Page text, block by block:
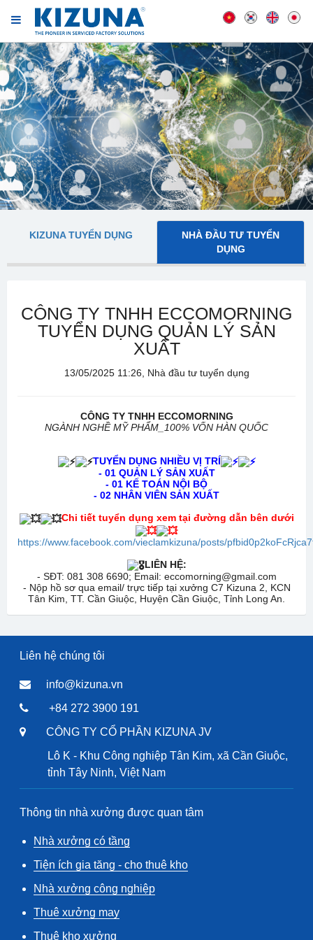
KIZUNA TUYỂN DỤNG
NHÀ ĐẦU TƯ TUYỂN
DỤNG
CÔNG TY TNHH ECCOMORNING
TUYỂN DỤNG QUẢN LÝ SẢN
XUẤT
13/05/2025 11:26, Nhà đầu tư tuyển dụng
CÔNG TY TNHH ECCOMORNING
NGÀNH NGHỀ MỸ PHẨM_100% VỐN HÀN QUỐC
TUYỂN DỤNG NHIỀU VỊ TRÍ
- 01 QUẢN LÝ SẢN XUẤT
- 01 KẾ TOÁN NỘI BỘ
- 02 NHÂN VIÊN SẢN XUẤT
Chi tiết tuyển dụng xem tại đường dẫn bên dưới
https://www.facebook.com/vieclamkizuna/posts/
LIÊN HỆ:
- SĐT: 081 308 6690; Email: eccomorning@gmail.com
- Nộp hồ sơ qua email/ trực tiếp tại xưởng C7 Kizuna 2, KCN
Tân Kim, TT. Cần Giuộc, Huyện Cần Giuộc, Tỉnh Long An.
Liên hệ chúng tôi
info@kizuna.vn
+84 272 3900 191
CÔNG TY CỔ PHẦN KIZUNA JV
Lô K - Khu Công nghiệp Tân Kim, xã Cần Giuộc,
tỉnh Tây Ninh, Việt Nam
Thông tin nhà xưởng được quan tâm
Nhà xưởng có tầng
Tiện ích gia tăng - cho thuê kho
Nhà xưởng công nghiệp
Thuê xưởng may
Thuê kho xưởng